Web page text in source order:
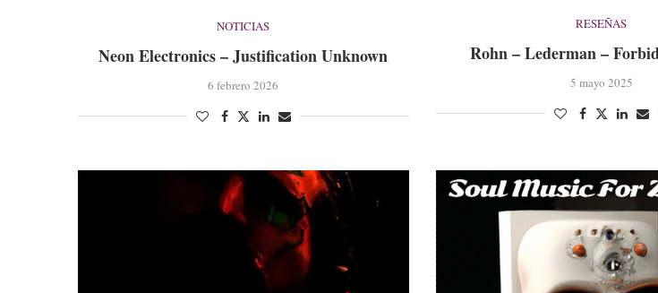
NOTICIAS
Neon Electronics – Justification Unknown
6 febrero 2026
RESEÑAS
Rohn – Lederman –
5 mayo 2025